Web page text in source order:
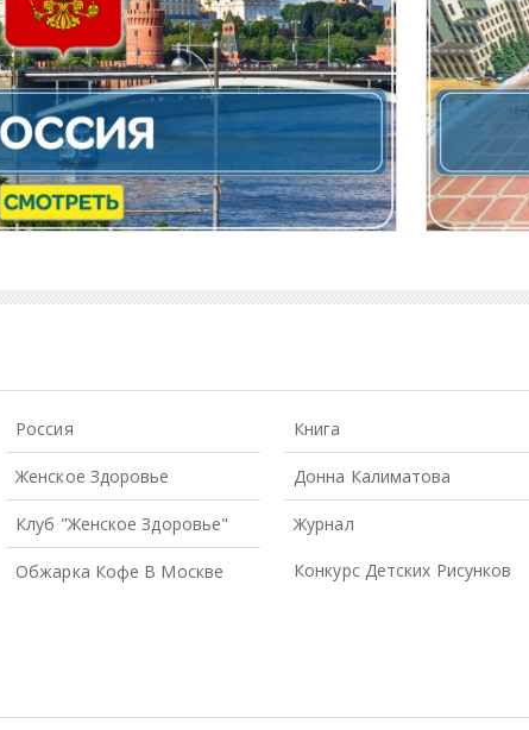
Россия
Женское Здоровье
Клуб "Женское Здоровье"
Обжарка Кофе В Москве
Книга
Донна Калиматова
Журнал
Конкурс Детских Рисунков